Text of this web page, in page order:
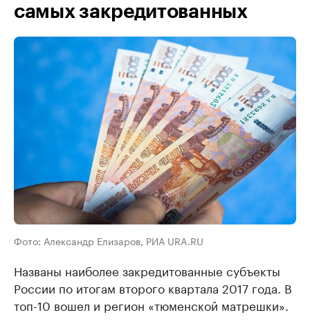
самых закредитованных
Фото: Александр Елизаров, РИА URA.RU
Названы наиболее закредитованные субъекты
России по итогам второго квартала 2017 года. В
топ-10 вошел и регион «тюменской матрешки».